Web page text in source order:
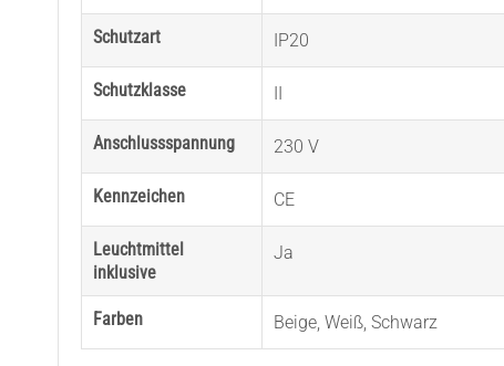
Schutzart IP20
Schutzklasse
Anschlussspannung 230 V
Kennzeichen CE
Leuchtmittel
inklusive
Ja
Farben Beige, Weiß, Schwarz